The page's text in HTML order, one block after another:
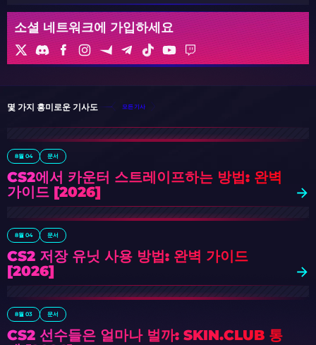
소셜 네트워크에 가입하세요
몇 가지 흥미로운 기사도 모든 기사
8월 04 문서
CS2에서 카운터 스트레이프하는 방법: 완벽
가이드 [2026]
8월 04 문서
CS2 저장 유닛 사용 방법: 완벽 가이드
[2026]
8월 03 문서
CS2 선수들은 얼마나 벌까: SKIN.CLUB 통